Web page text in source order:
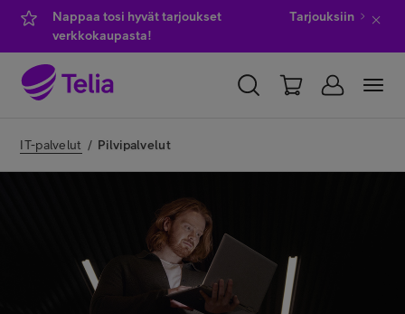
Nappaa tosi hyvät tarjoukset
verkkokaupasta!
Tarjouksiin
IT-palvelut
IT-palvelut / Pilvipalvelut